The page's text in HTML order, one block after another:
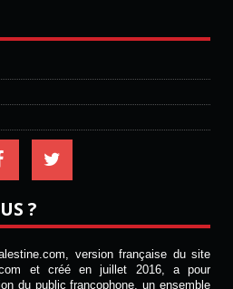
?
version française du site
et créé en juillet 2016, a pour
du public francophone, un ensemble